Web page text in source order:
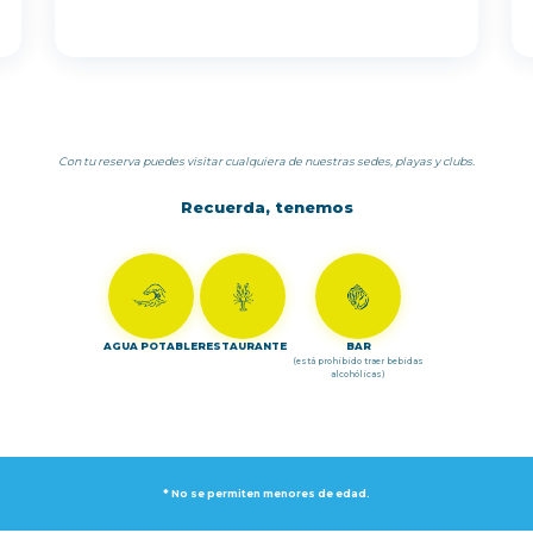
Con tu reserva puedes visitar cualquiera de nuestras sedes, playas y clubs.
Recuerda, tenemos
AGUA POTABLERESTAURANTE BAR
(está prohibido traer bebidas
alcohólicas)
* No se permiten menores de edad.